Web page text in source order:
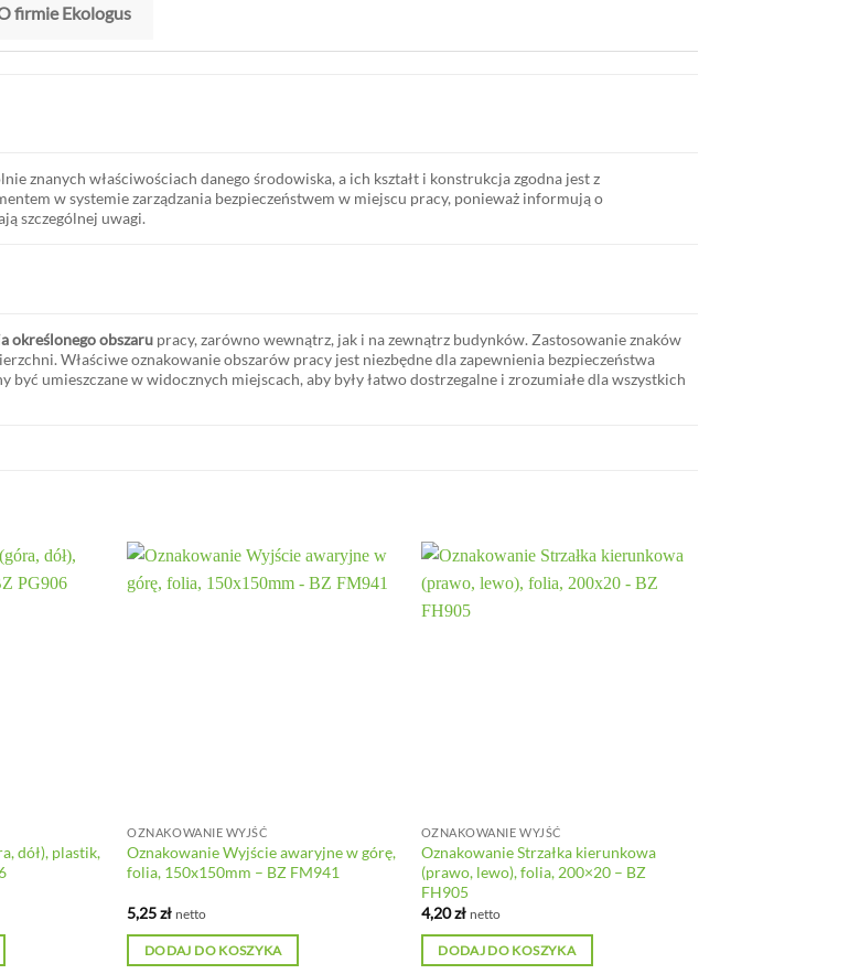
firmie Ekologus
znanych właściwościach danego środowiska, a ich kształt i konstrukcja zgodna jest z
w systemie zarządzania bezpieczeństwem w miejscu pracy, ponieważ informują o
szczególnej uwagi.
określonego obszaru pracy, zarówno wewnątrz, jak i na zewnątrz budynków. Zastosowanie znaków
Właściwe oznakowanie obszarów pracy jest niezbędne dla zapewnienia bezpieczeństwa
umieszczane w widocznych miejscach, aby były łatwo dostrzegalne i zrozumiałe dla wszystkich
dół), plastik,
OZNAKOWANIE WYJŚĆ
Oznakowanie Wyjście awaryjne w górę,
folia, 150x150mm – BZ FM941
5,25zł netto
DODAJ DO KOSZYKA
OZNAKOWANIE WYJŚĆ
Oznakowanie Strzałka kierunkowa
(prawo, lewo), folia, 200×20 – BZ
FH905
4,20zł netto
DODAJ DO KOSZYKA